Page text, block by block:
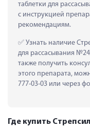
таблетки для
с инструкцией
рекомендациям.
Узнать наличие
для рассасывания
также получить
этого препарата,
777-03-03 или через
Где купить